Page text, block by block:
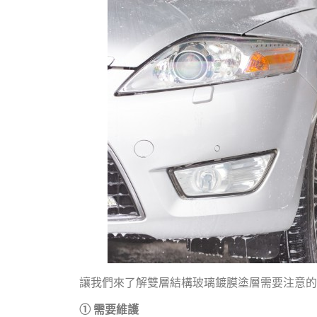
讓我們來了解雙層結構玻璃鍍膜塗層需要注意
① 需要維護